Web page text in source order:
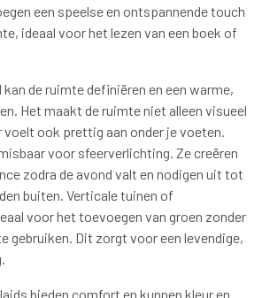
een speelse en ontspannende touch
ideaal voor het lezen van een boek of
de ruimte definiëren en een warme,
Het maakt de ruimte niet alleen visueel
voelt ook prettig aan onder je voeten.
voor sfeerverlichting. Ze creëren
zodra de avond valt en nodigen uit tot
buiten. Verticale tuinen of
voor het toevoegen van groen zonder
gebruiken. Dit zorgt voor een levendige,
bieden comfort en kunnen kleur en